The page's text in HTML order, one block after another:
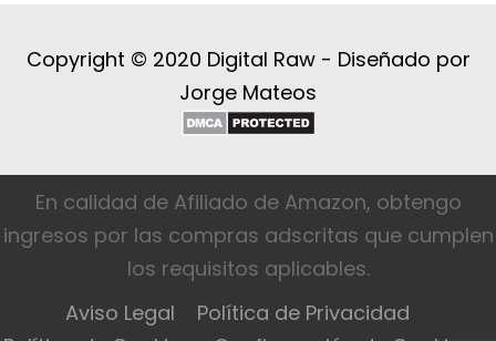
Copyright © 2020 Digital Raw - Diseñado por
Jorge Mateos
En calidad de Afiliado de Amazon, obtengo
ingresos por las compras adscritas que cumplen
los requisitos aplicables.
Aviso Legal
Política de Privacidad